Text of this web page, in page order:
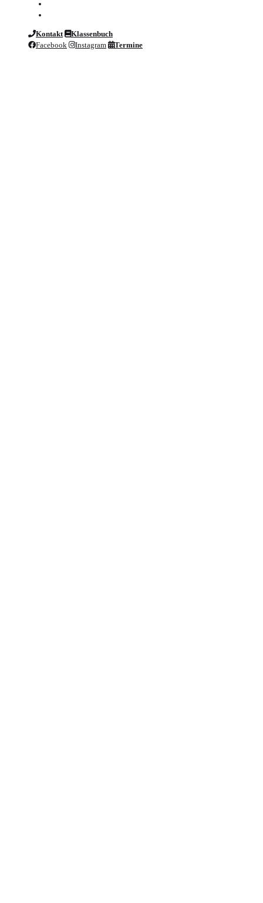
Kontakt
Klassenbuch
Facebook
Instagram Termine